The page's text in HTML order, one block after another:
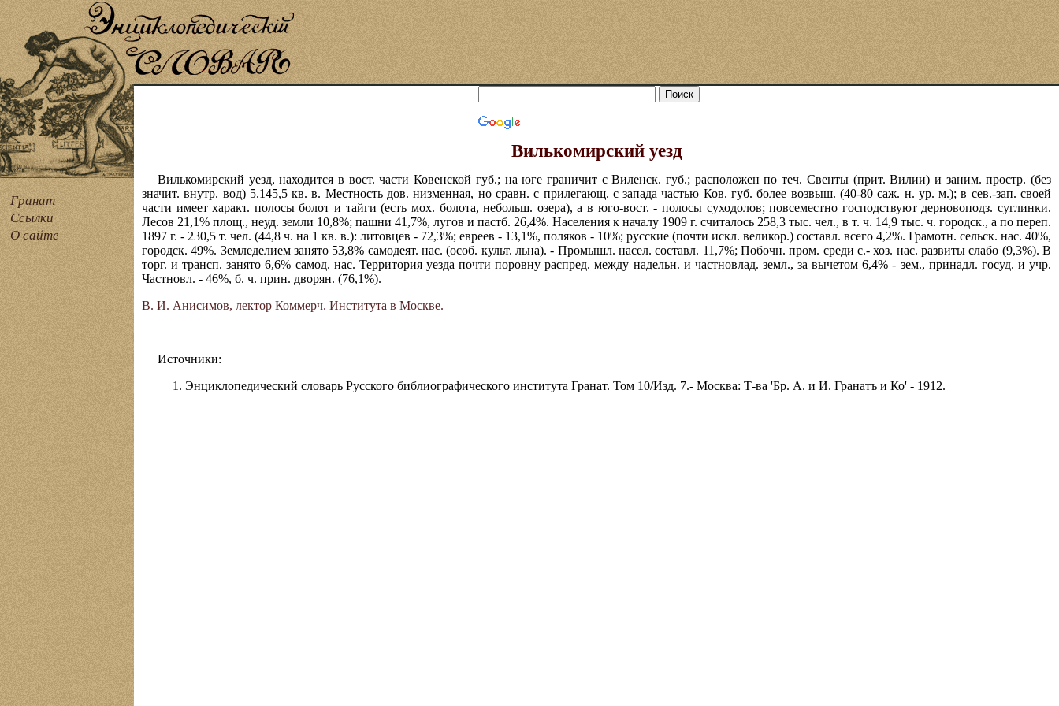
Гранат
Ссылки
О сайте
Вилькомирский уезд
Вилькомирский уезд, находится в вост. части Ковенской губ.; на юге граничит с Виленск. губ.; расположен по теч. Свенты (прит. Вилии) и заним. простр. (без
значит. внутр. вод) 5.145,5 кв. в. Местность дов. низменная, но сравн. с прилегающ. с запада частью Ков. губ. более возвыш. (40-80 саж. н. ур. м.); в сев.-зап. своей
части имеет характ. полосы болот и тайги (есть мох. болота, небольш. озера), а в юго-вост. - полосы суходолов; повсеместно господствуют дерновоподз. суглинки.
Лесов 21,1% площ., неуд. земли 10,8%; пашни 41,7%, лугов и пастб. 26,4%. Населения к началу 1909 г. считалось 258,3 тыс. чел., в т. ч. 14,9 тыс. ч. городск., а по переп.
1897 г. - 230,5 т. чел. (44,8 ч. на 1 кв. в.): литовцев - 72,3%; евреев - 13,1%, поляков - 10%; русские (почти искл. великор.) составл. всего 4,2%. Грамотн. сельск. нас. 40%,
городск. 49%. Земледелием занято 53,8% самодеят. нас. (особ. культ. льна). - Промышл. насел. составл. 11,7%; Побочн. пром. среди с.- хоз. нас. развиты слабо (9,3%). В
торг. и трансп. занято 6,6% самод. нас. Территория уезда почти поровну распред. между надельн. и частновлад. земл., за вычетом 6,4% - зем., принадл. госуд. и учр.
Частновл. - 46%, б. ч. прин. дворян. (76,1%).
В. И. Анисимов, лектор Коммерч. Института в Москве.
Источники:
Энциклопедический словарь Русского библиографического института Гранат. Том 10/Изд. 7.- Москва: Т-ва 'Бр. А. и И. Гранатъ и Ко' - 1912.